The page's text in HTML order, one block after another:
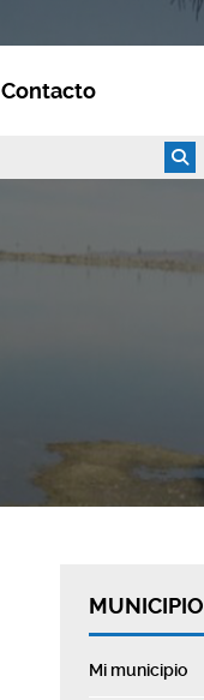
Contacto
MUNICIPIO
Mi municipio